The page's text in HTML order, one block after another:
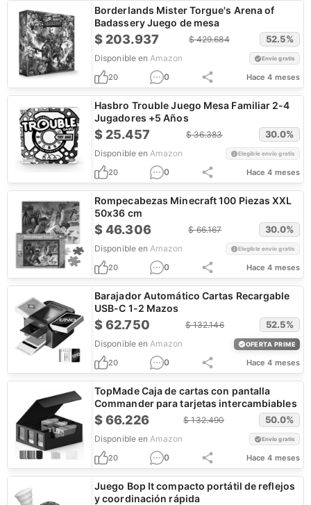
Borderlands Mister Torgue's Arena of
Badassery Juego de mesa
$ 203.937 $429.684 52.5%
Disponible en Amazon Envío gratis
20 0 Hace 4 meses
Hasbro Trouble Juego Mesa Familiar 2-4
Jugadores +5 Años
$ 25.457 $36.383 30.0%
Disponible en Amazon Elegible envío gratis
20 0 Hace 4 meses
Rompecabezas Minecraft 100 Piezas XXL
50x36 cm
$46.306 $66.167 30.0%
Disponible en Amazon Elegible envío gratis
20 0 Hace 4 meses
Barajador Automático Cartas Recargable
USB-C 1-2 Mazos
$62.750 $132.146 52.5%
Disponible en Amazon OFERTA PRIME
20 0 Hace 4 meses
TopMade Caja de cartas con pantalla
Commander para tarjetas intercambiables
$66.226 $132.490 50.0%
Disponible en Amazon Envío gratis
20 0 Hace 4 meses
Juego Bop It compacto portátil de reflejos
y coordinación rápida